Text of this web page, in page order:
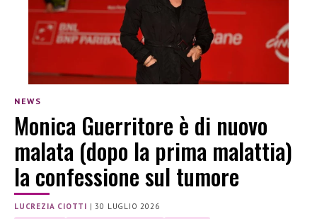
NEWS
Monica Guerritore è di nuovo
malata (dopo la prima malattia)
la confessione sul tumore
LUCREZIA CIOTTI |30 LUGLIO 2026